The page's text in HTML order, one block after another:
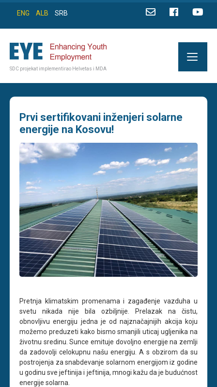
ENG ALB SRB
SDC projekat implementirao Helvetas i MDA
Prvi sertifikovani inženjeri solarne
energije na Kosovu!
Pretnja klimatskim promenama i zagađenje vazduha u
svetu nikada nije bila ozbiljnije. Prelazak na čistu,
obnovljivu energiju jedna je od najznačajnijih akcija koju
možemo preduzeti kako bismo smanjili uticaj ugljenika na
životnu sredinu. Sunce emituje dovoljno energije na zemlji
da zadovolji celokupnu našu energiju. A s obzirom da su
postrojenja za snabdevanje solarnom energijom iz godine
u godinu sve jeftinija i jeftinija, mnogi kažu da je budućnost
energije solarna.